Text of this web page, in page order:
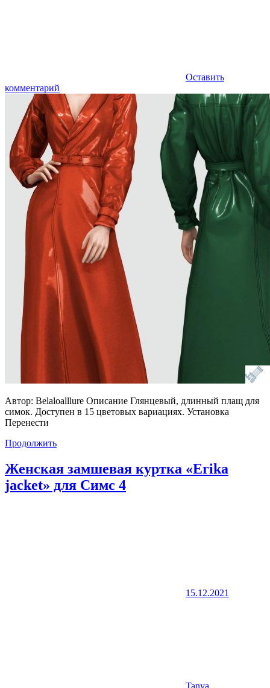
Оставить
комментарий
Автор: Belaloalllure Описание Глянцевый, длинный плащ для
симок. Доступен в 15 цветовых вариациях. Установка
Перенести
Продолжить
Женская замшевая куртка «Erika
jacket» для Симс 4
15.12.2021
Tanya